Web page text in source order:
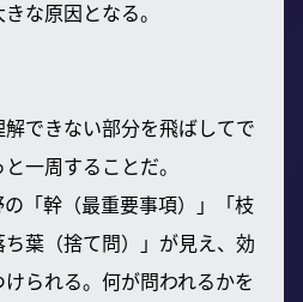
な原因となる。
できない部分を飛ばしてで
一周することだ。
「幹（最重要事項）」「枝
葉（捨て問）」が見え、効
られる。何が問われるかを